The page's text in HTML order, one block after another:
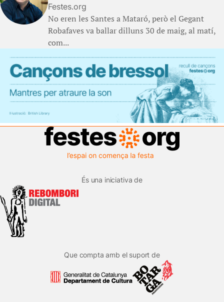
Festes.org
No eren les Santes a Mataró, però el Gegant
Robafaves va ballar dilluns 30 de maig, al matí,
com...
És una iniciativa de
Que compta amb el suport de